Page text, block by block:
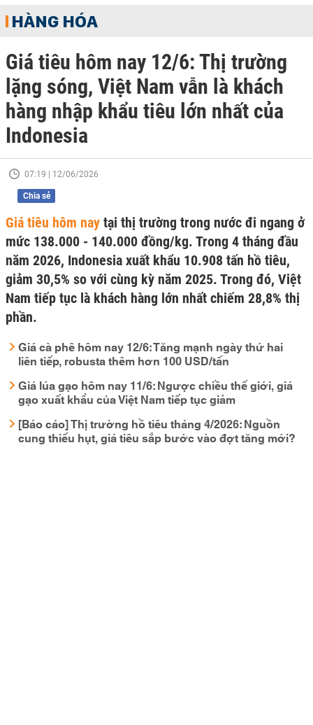
HÀNG HÓA
Giá tiêu hôm nay 12/6: Thị trường
lặng sóng, Việt Nam vẫn là khách
hàng nhập khẩu tiêu lớn nhất của
Indonesia
07:19 | 12/06/2026
Chia sẻ
Giá tiêu hôm nay tại thị trường trong nước đi ngang ở
mức 138.000 - 140.000 đồng/kg. Trong 4 tháng đầu
năm 2026, Indonesia xuất khẩu 10.908 tấn hồ tiêu,
giảm 30,5% so với cùng kỳ năm 2025. Trong đó, Việt
Nam tiếp tục là khách hàng lớn nhất chiếm 28,8% thị
phần.
Giá cà phê hôm nay 12/6: Tăng mạnh ngày thứ hai
liên tiếp, robusta thêm hơn 100 USD/tấn
Giá lúa gạo hôm nay 11/6: Ngược chiều thế giới, giá
gạo xuất khẩu của Việt Nam tiếp tục giảm
[Báo cáo] Thị trường hồ tiêu tháng 4/2026: Nguồn
cung thiếu hụt, giá tiêu sắp bước vào đợt tăng mới?